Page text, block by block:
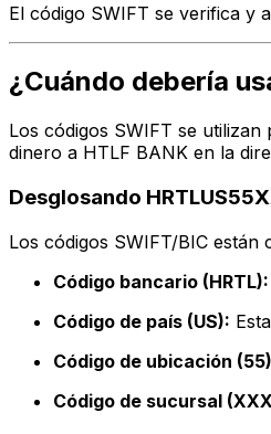
El código SWIFT se verifica y
¿Cuándo debería
Los códigos SWIFT se
dinero a HTLF BANK en la
Desglosando
Los códigos SWIFT/BIC
Código bancario (HRTL):
Código de país (US):
Código de ubicación
Código de sucursal